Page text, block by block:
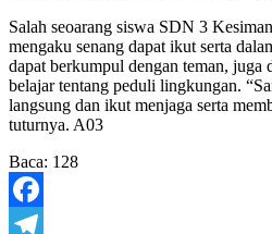
Salah seoarang siswa SDN 3
mengaku senang dapat ikut serta
dapat berkumpul dengan teman, juga
belajar tentang peduli lingkungan.
langsung dan ikut menjaga serta
tuturnya. A03
Baca: 128
Facebook